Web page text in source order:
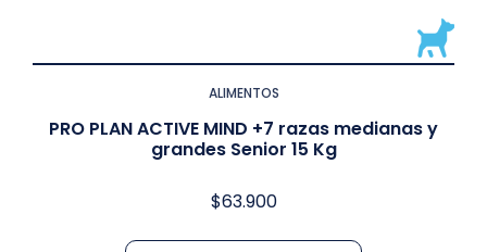
ALIMENTOS
PRO PLAN ACTIVE MIND +7 razas medianas y
grandes Senior 15 Kg
$63.900